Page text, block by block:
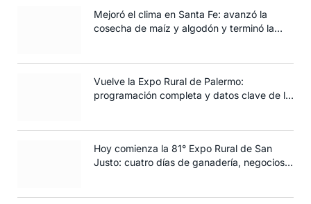
Mejoró el clima en Santa Fe: avanzó la
cosecha de maíz y algodón y terminó la
Vuelve la Expo Rural de Palermo:
programación completa y datos clave de la
Hoy comienza la 81° Expo Rural de San
Justo: cuatro días de ganadería, negocios y